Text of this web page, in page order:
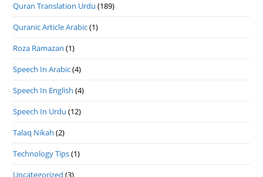
Quran Translation Urdu (189)
Quranic Article Arabic(1)
Roza Ramazan (1)
Speech In Arabic(4)
Speech In English (4)
Speech In Urdu (12)
Talaq Nikah (2)
Technology Tips(1)
Uncategorized (3)